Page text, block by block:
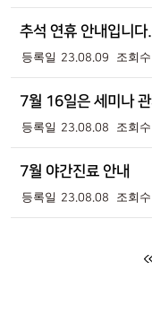
추석 연휴 안내입니다.
23.08.09
23.08.08
7월 야간진료 안내
23.08.08